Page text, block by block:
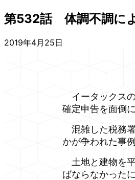
第532話 体調不調に
2019年4月25日
イータックス
確定申告を面倒
混雑した税務
かが争われた事
土地と建物を
ばならなかった